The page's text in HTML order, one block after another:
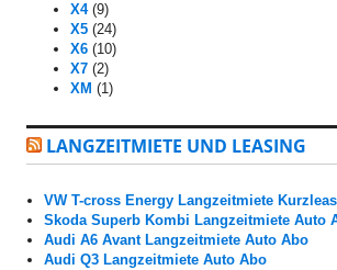
X4(9)
X5 (24)
X6 (10)
X7 (2)
XM (1)
LANGZEITMIETE UND LEASING
VW T-cross Energy Langzeitmiete
Skoda Superb Kombi Langzeitmiete Auto
Audi A6 Avant Langzeitmiete Auto Abo
Audi Q3 Langzeitmiete Auto Abo